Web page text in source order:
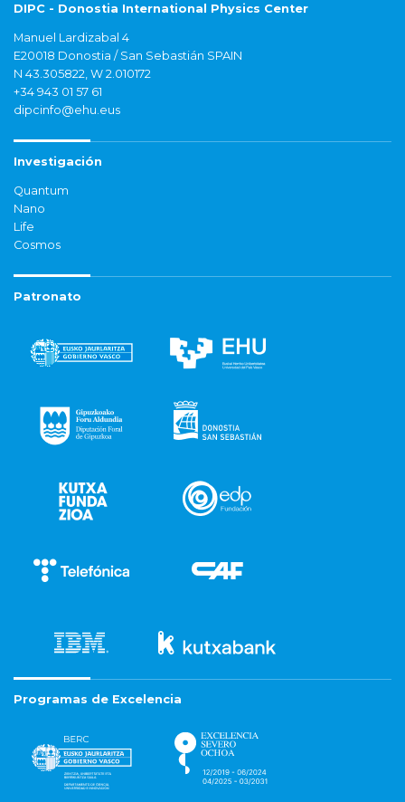
DIPC - Donostia International Physics Center
Manuel Lardizabal 4
E20018 Donostia / San Sebastián SPAIN
N 43.305822, W 2.010172
+34 943 01 57 61
dipcinfo@ehu.eus
Investigación
Quantum
Nano
Life
Cosmos
Patronato
Programas de Excelencia